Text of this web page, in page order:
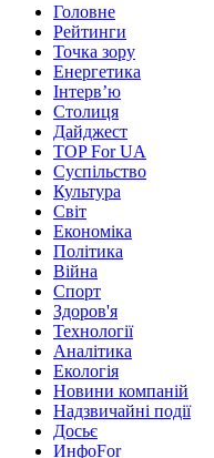
Головне
Рейтинги
Точка зору
Енергетика
Інтерв’ю
Столиця
Дайджест
TOP For UA
Суспiльство
Культура
Світ
Економіка
Політика
Війна
Спорт
Здоров'я
Технології
Аналітика
Екологія
Новини компаній
Надзвичайні події
Досьє
ИнфоFor